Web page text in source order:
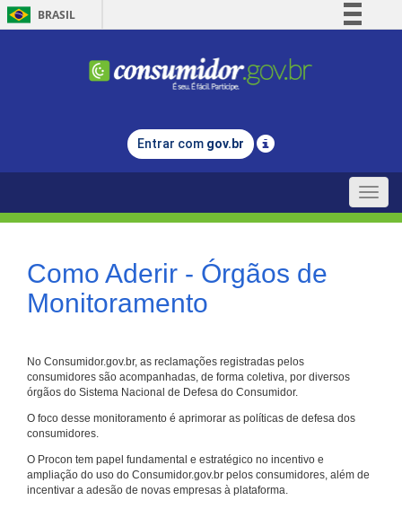
BRASIL
Comunica BR
Legislação
Entrar com gov.br
Toggle
Como Aderir - Órgãos de
Monitoramento
No Consumidor.gov.br, as reclamações registradas pelos
consumidores são acompanhadas, de forma coletiva, por diversos
órgãos do Sistema Nacional de Defesa do Consumidor.
O foco desse monitoramento é aprimorar as políticas de defesa dos
consumidores.
O Procon tem papel fundamental e estratégico no incentivo e
ampliação do uso do Consumidor.gov.br pelos consumidores, além de
incentivar a adesão de novas empresas à plataforma.